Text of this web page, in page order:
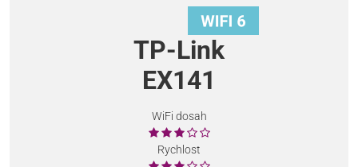
TP-Link
EX141
WiFi dosah
Rychlost